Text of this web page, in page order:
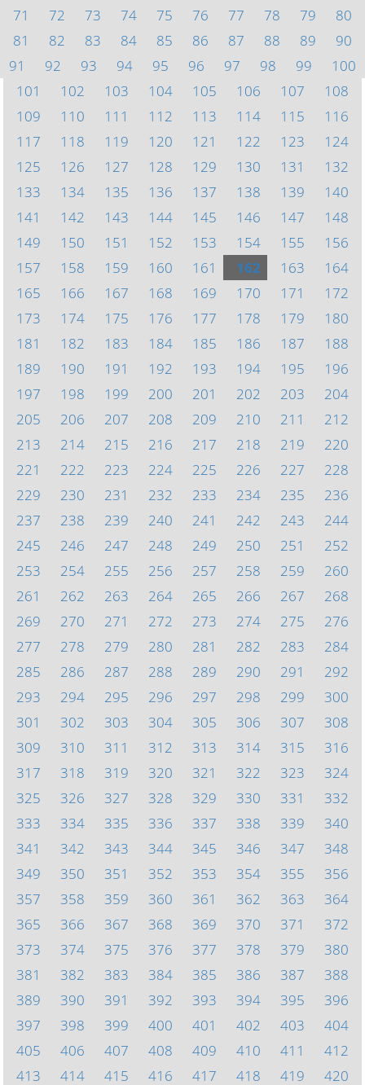
71
72 73 74 75 76 77 78 79
80
81
82 83 84 85 86 87 88 89
90
91
92 93 94 95 96 97 98 99
100
101
102 103 104 105 106 107
108
109
110 111 112 113 114 115
116
117
118 119 120 121 122 123
124
125
126 127 128 129 130 131
132
133
134 135 136 137 138 139
140
141
142 143 144 145 146 147
148
149
150 151 152 153 154 155
156
157
158 159 160 161 162 163
164
165
166 167 168 169 170 171
172
173
174 175 176 177 178 179
180
181
182 183 184 185 186 187
188
189
190 191 192 193 194 195
196
197
198 199 200 201 202 203
204
205
206 207 208 209 210 211
212
213
214 215 216 217 218 219
220
221
222 223 224 225 226 227
228
229
230 231 232 233 234 235
236
237
238 239 240 241 242 243
244
245
246 247 248 249 250 251
252
253
254 255 256 257 258 259
260
261
262 263 264 265 266 267
268
269
270 271 272 273 274 275
276
277
278 279 280 281 282 283
284
285
286 287 288 289 290 291
292
293
294 295 296 297 298 299
300
301
302 303 304 305 306 307
308
309
310 311 312 313 314 315
316
317
318 319 320 321 322 323
324
325
326 327 328 329 330 331
332
333
334 335 336 337 338 339
340
341
342 343 344 345 346 347
348
349
350 351 352 353 354 355
356
357
358 359 360 361 362 363
364
365
366 367 368 369 370 371
372
373
374 375 376 377 378 379
380
381
382 383 384 385 386 387
388
389
390 391 392 393 394 395
396
397
398 399 400 401 402 403
404
405
406 407 408 409 410 411
412
413
414 415 416 417 418 419 420